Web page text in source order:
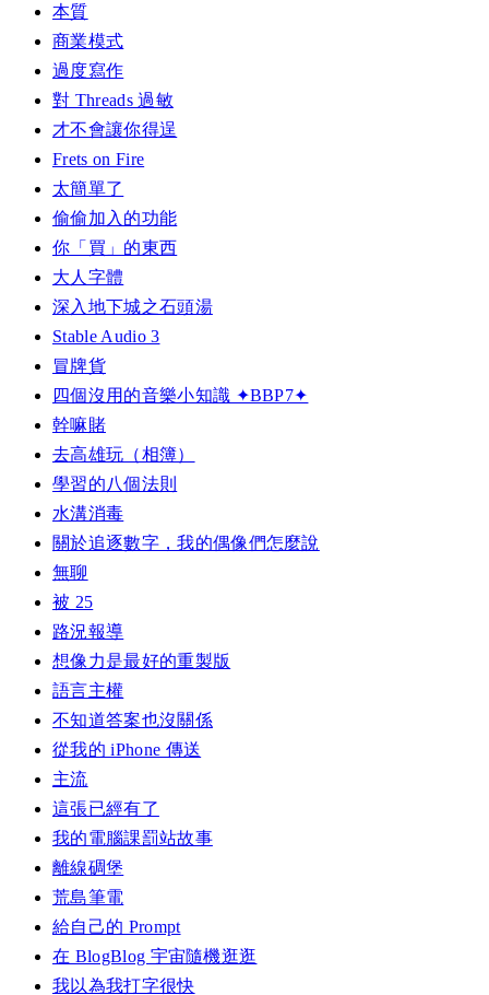
本質
商業模式
過度寫作
對 Threads 過敏
才不會讓你得逞
Frets on Fire
太簡單了
偷偷加入的功能
你「買」的東西
大人字體
深入地下城之石頭湯
Stable Audio 3
冒牌貨
四個沒用的音樂小知識 ✦BBP7✦
幹嘛賭
去高雄玩（相簿）
學習的八個法則
水溝消毒
關於追逐數字，我的偶像們怎麼說
無聊
被 25
路況報導
想像力是最好的重製版
語言主權
不知道答案也沒關係
從我的 iPhone 傳送
主流
這張已經有了
我的電腦課罰站故事
離線碉堡
荒島筆電
給自己的 Prompt
在 BlogBlog 宇宙隨機逛逛
我以為我打字很快